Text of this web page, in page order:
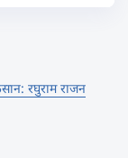
रघुराम राजन